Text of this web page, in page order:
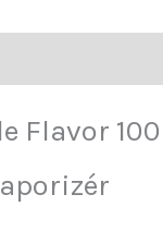
Flavor